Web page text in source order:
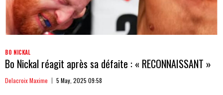
BO NICKAL
Bo Nickal réagit après sa défaite : « RECONNAISSANT »
Delacroix Maxime 5 May, 2025 09:58